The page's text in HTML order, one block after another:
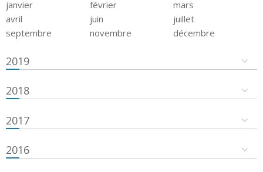
janvier février
mars
avril
juin
juillet
septembre
novembre décembre
2019
2018
2017
2016